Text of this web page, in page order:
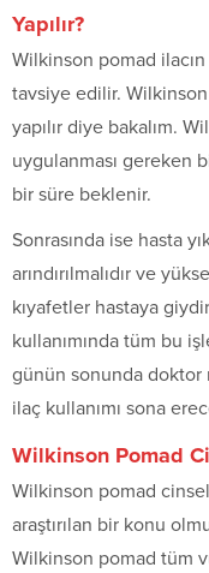
Yapılır?
Wilkinson pomad
tavsiye edilir.
yapılır diye bakalım.
uygulanması gereken
bir süre beklenir.
Sonrasında ise hasta
arındırılmalıdır ve
kıyafetler hastaya
kullanımında tüm bu
günün sonunda
ilaç kullanımı sona
Wilkinson Pomad
Wilkinson pomad
araştırılan bir konu
Wilkinson pomad tüm